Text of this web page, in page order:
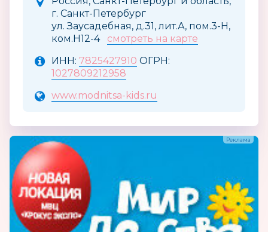
г. Санкт-Петербург
ул. Заусадебная, д.31, лит.А, пом.3-Н,
ком.Н12-4 смотреть на карте
ИНН: 7825427910 ОГРН:
1027809212958
www.modnitsa-kids.ru